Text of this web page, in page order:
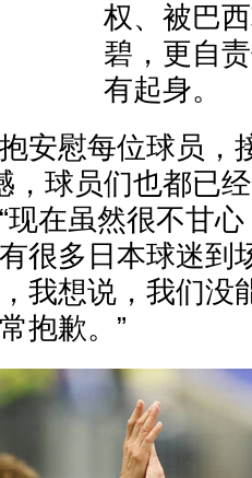
权、被巴
碧，更自
有起身。
安慰每位球员，
，球员们也都已
现在虽然很不甘
很多日本球迷到
我想说，我们没
抱歉。”